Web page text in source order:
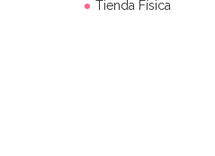
Tienda Física